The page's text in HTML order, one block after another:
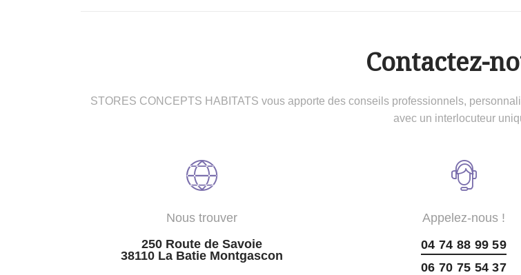
Contactez-
STORES CONCEPTS HABITATS vous apporte des conseils professionnels,
avec un interlocuteur
Nous trouver
250 Route de Savoie
38110 La Batie Montgascon
Appelez-nous !
04 74 88 99 59
06 70 75 54 37